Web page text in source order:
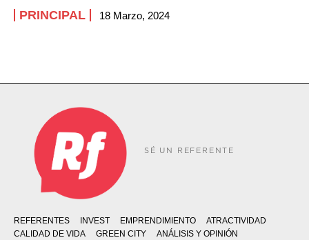
PRINCIPAL 18 Marzo, 2024
SÉ UN REFERENTE
REFERENTES INVEST EMPRENDIMIENTO
ATRACTIVIDAD
CALIDAD DE VIDA
GREEN CITY
ANÁLISIS Y OPINIÓN